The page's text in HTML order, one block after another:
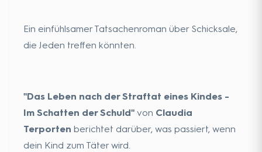
Ein einfühlsamer Tatsachenroman über Schicksale,
die Jeden treffen könnten.
"Das Leben nach der Straftat eines Kindes -
Im Schatten der Schuld" von Claudia
Terporten berichtet darüber, was passiert, wenn
dein Kind zum Täter wird.